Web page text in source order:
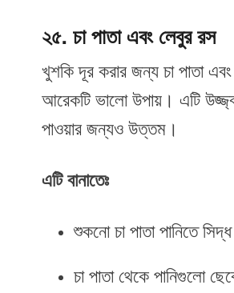
২৫. চা পাতা এবং লেবুর রস
খুশকি দূর করার জন্য চা পাতা
আরেকটি ভালো উপায়। এটি
পাওয়ার জন্যও উত্তম।
এটি বানাতেঃ
শুকনো চা পাতা পানিতে
চা পাতা থেকে পানিগুলো